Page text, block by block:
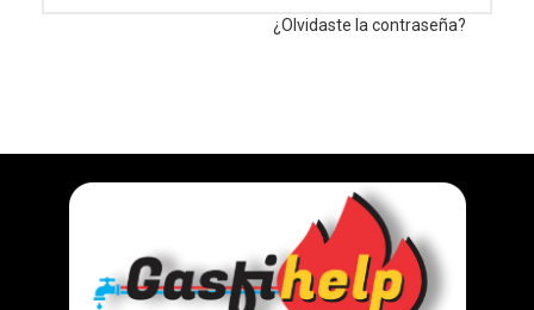
¿Olvidaste la contraseña?